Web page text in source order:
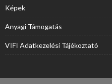
Képek
Anyagi Támogatás
VIFI Adatkezelési Tájékoztató